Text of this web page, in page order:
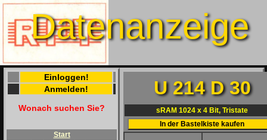
Datenanzeige
Einloggen!
Anmelden!
Wonach suchen Sie?
Start
U 214 D 30
sRAM 1024 x 4 Bit, Tristate